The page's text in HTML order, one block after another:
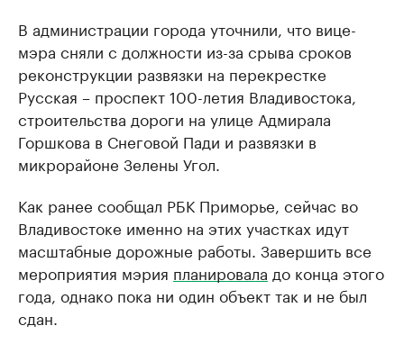
В администрации города уточнили, что вице-
мэра сняли с должности из-за срыва сроков
реконструкции развязки на перекрестке
Русская – проспект 100-летия Владивостока,
строительства дороги на улице Адмирала
Горшкова в Снеговой Пади и развязки в
микрорайоне Зелены Угол.
Как ранее сообщал РБК Приморье, сейчас во
Владивостоке именно на этих участках идут
масштабные дорожные работы. Завершить все
мероприятия мэрия планировала до конца этого
года, однако пока ни один объект так и не был
сдан.